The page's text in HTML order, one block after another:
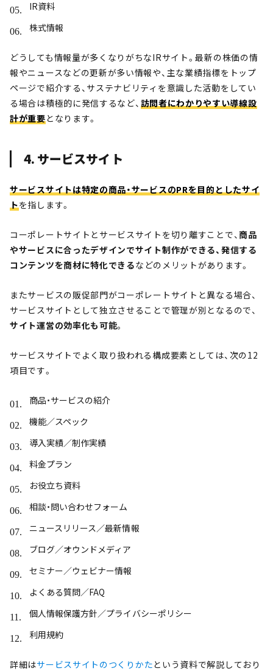
IR資料
株式情報
どうしても情報量が多くなりがちなIRサイト。最新の株価の情
報やニュースなどの更新が多い情報や、主な業績指標をトップ
ページで紹介する、サステナビリティを意識した活動をしてい
る場合は積極的に発信するなど、 訪問者にわかりやすい導線設
計が重要となります。
4. サービスサイト
サービスサイトは特定の商品・サービスのPRを目的としたサイ
トを指します。
コーポレートサイトとサービスサイトを切り離すことで、商品
やサービスに合ったデザインでサイト制作ができる、発信する
コンテンツを商材に特化できるなどのメリットがあります。
またサービスの販促部門がコーポレートサイトと異なる場合、
サービスサイトとして独立させることで管理が別となるので、
サイト運営の効率化も可能。
サービスサイトでよく取り扱われる構成要素としては、次の12
項目です。
商品・サービスの紹介
機能／スペック
導入実績／制作実績
料金プラン
お役立ち資料
相談・問い合わせフォーム
ニュースリリース／最新情報
ブログ／オウンドメディア
セミナー／ウェビナー情報
よくある質問／FAQ
個人情報保護方針／プライバシーポリシー
利用規約
詳細はサービスサイトのつくりかたという資料で解説しており